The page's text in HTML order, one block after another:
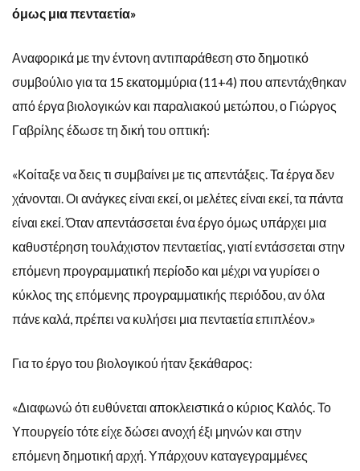
όμως μια πενταετία»
Αναφορικά με την έντονη αντιπαράθεση στο δημοτικό
συμβούλιο για τα 15 εκατομμύρια (11+4) που απεντάχθηκαν
από έργα βιολογικών και παραλιακού μετώπου, ο Γιώργος
Γαβρίλης έδωσε τη δική του οπτική:
«Κοίταξε να δεις τι συμβαίνει με τις απεντάξεις. Τα έργα δεν
χάνονται. Οι ανάγκες είναι εκεί, οι μελέτες είναι εκεί, τα πάντα
είναι εκεί. Όταν απεντάσσεται ένα έργο όμως υπάρχει μια
καθυστέρηση τουλάχιστον πενταετίας, γιατί εντάσσεται στην
επόμενη προγραμματική περίοδο και μέχρι να γυρίσει ο
κύκλος της επόμενης προγραμματικής περιόδου, αν όλα
πάνε καλά, πρέπει να κυλήσει μια πενταετία επιπλέον.»
Για το έργο του βιολογικού ήταν ξεκάθαρος:
«Διαφωνώ ότι ευθύνεται αποκλειστικά ο κύριος Καλός. Το
Υπουργείο τότε είχε δώσει ανοχή έξι μηνών και στην
επόμενη δημοτική αρχή. Υπάρχουν καταγεγραμμένες